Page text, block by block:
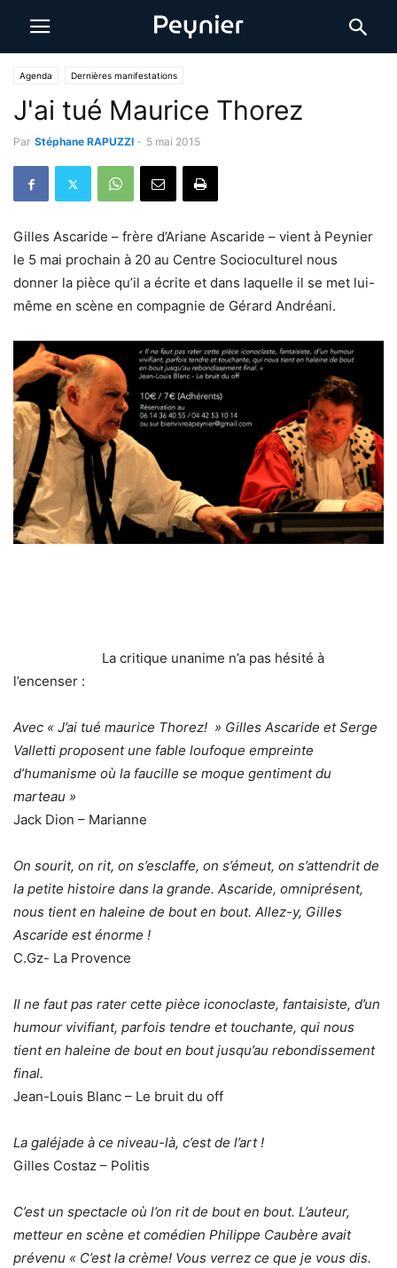
Agenda Dernières manifestations
J'ai tué Maurice Thorez
Par Stéphane RAPUZZI - 5 mai 2015
Gilles Ascaride – frère d’Ariane Ascaride – vient à Peynier
le 5 mai prochain à 20 au Centre Socioculturel nous
donner la pièce qu’il a écrite et dans laquelle il se met lui-
même en scène en compagnie de Gérard Andréani.
La critique unanime n’a pas hésité à
l’encenser :
Avec « J’ai tué maurice Thorez! » Gilles Ascaride et Serge
Valletti proposent une fable loufoque empreinte
d’humanisme où la faucille se moque gentiment du
marteau »
Jack Dion – Marianne
On sourit, on rit, on s’esclaffe, on s’émeut, on s’attendrit de
la petite histoire dans la grande. Ascaride, omniprésent,
nous tient en haleine de bout en bout. Allez-y, Gilles
Ascaride est énorme !
C.Gz- La Provence
Il ne faut pas rater cette pièce iconoclaste, fantaisiste, d’un
humour vivifiant, parfois tendre et touchante, qui nous
tient en haleine de bout en bout jusqu’au rebondissement
final.
Jean-Louis Blanc – Le bruit du off
La galéjade à ce niveau-là, c’est de l’art !
Gilles Costaz – Politis
C’est un spectacle où l’on rit de bout en bout. L’auteur,
metteur en scène et comédien Philippe Caubère avait
prévenu « C’est la crème! Vous verrez ce que je vous dis.